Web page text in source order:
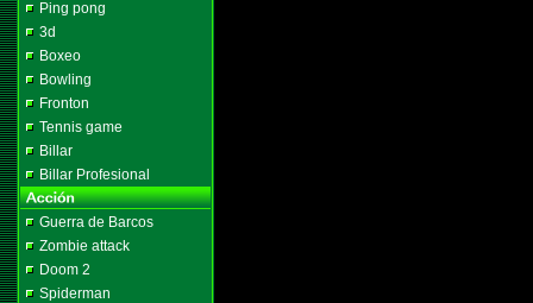
Ping pong
3d
Boxeo
Bowling
Fronton
Tennis game
Billar
Billar Profesional
Guerra de Barcos
Zombie attack
Doom 2
Spiderman